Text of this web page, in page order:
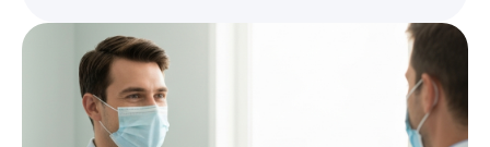
Я даю согласие наобработку персональных данных